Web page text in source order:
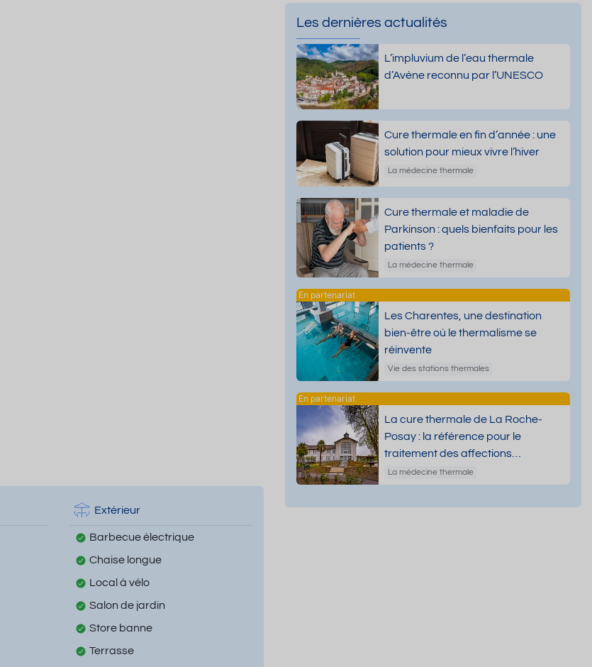
Extérieur
Barbecue électrique
Chaise longue
Local à vélo
Salon de jardin
Store banne
Terrasse
Les dernières actualités
L’impluvium de l’eau thermale
d’Avène reconnu par l’UNESCO
Cure thermale en fin d’année : une
solution pour mieux vivre l’hiver
La médecine thermale
Cure thermale et maladie de
Parkinson : quels bienfaits pour les
patients ?
La médecine thermale
Les Charentes, une destination
bien-être où le thermalisme se
réinvente
Vie des stations thermales
La cure thermale de La Roche-
Posay : la référence pour le
traitement des affections
dermatologiques
La médecine thermale